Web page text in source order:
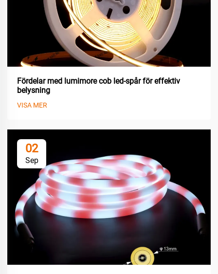
Fördelar med lumimore cob led-spår för effektiv
belysning
VISA MER
02
Sep